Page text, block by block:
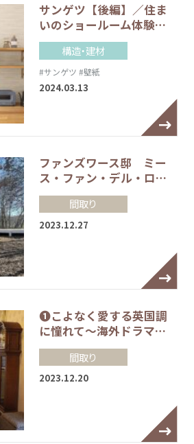
サンゲツ【後編】／住ま
いのショールーム体験…
構造・建材
#サンゲツ #壁紙
2024.03.13
ファンズワース邸 ミー
ス・ファン・デル・ロ…
間取り
2023.12.27
❶こよなく愛する英国調
に憧れて～海外ドラマ…
間取り
2023.12.20